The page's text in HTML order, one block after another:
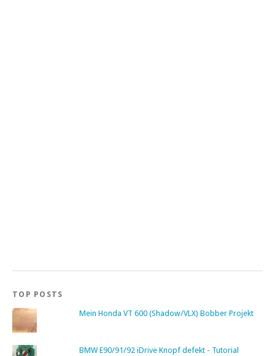
TOP POSTS
Mein Honda VT 600 (Shadow/VLX) Bobber Projekt
BMW E90/91/92 iDrive Knopf defekt - Tutorial